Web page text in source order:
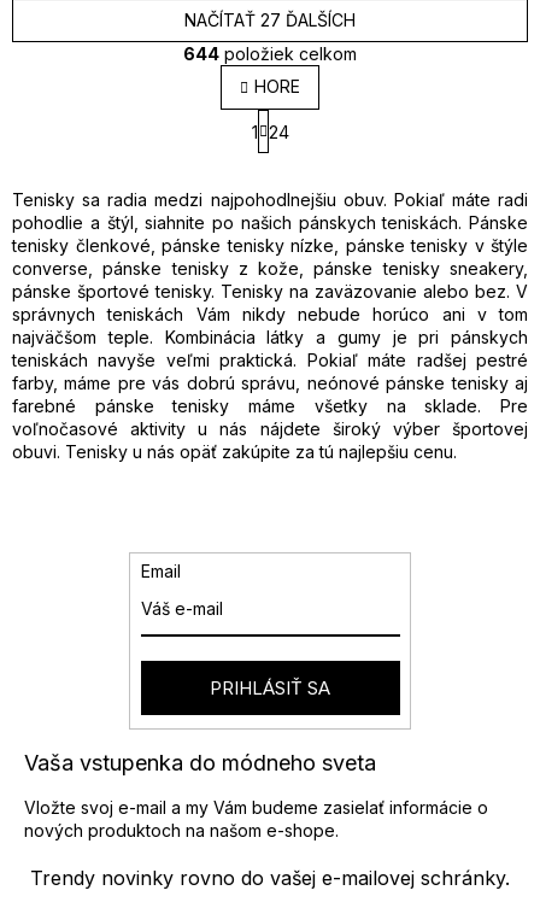
O
v
l
á
a
c
i
e
p
r
v
k
y
v
ý
p
NAČÍTAŤ 27 ĎALŠÍCH
t
r
n
k
o
v
a
n
i
e
1 24
644 položiek celkom
HORE
Tenisky sa radia medzi najpohodlnejšiu obuv. Pokiaľ máte radi
pohodlie a štýl, siahnite po našich pánskych teniskách. Pánske
tenisky členkové, pánske tenisky nízke, pánske tenisky v štýle
converse, pánske tenisky z kože, pánske tenisky sneakery,
pánske športové tenisky. Tenisky na zaväzovanie alebo bez. V
správnych teniskách Vám nikdy nebude horúco ani v tom
najväčšom teple. Kombinácia látky a gumy je pri pánskych
teniskách navyše veľmi praktická. Pokiaľ máte radšej pestré
farby, máme pre vás dobrú správu, neónové pánske tenisky aj
farebné pánske tenisky máme všetky na sklade. Pre
voľnočasové aktivity u nás nájdete široký výber športovej
obuvi. Tenisky u nás opäť zakúpite za tú najlepšiu cenu.
Trendy novinky rovno do vašej e-mailovej schránky.
Vaša vstupenka do módneho sveta
Vložte svoj e-mail a my Vám budeme zasielať informácie o
nových produktoch na našom e-shope.
Email
PRIHLÁSIŤ SA